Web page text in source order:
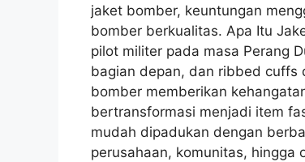
jaket bomber, keuntungan
bomber berkualitas. Apa Itu
pilot militer pada masa Perang
bagian depan, dan ribbed cuffs
bomber memberikan
bertransformasi menjadi item
mudah dipadukan dengan
perusahaan, komunitas, hingga